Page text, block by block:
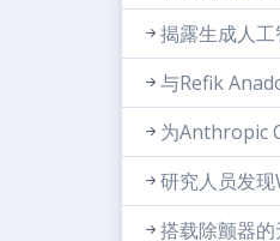
揭露生成人
与Refik
为Anthropic
研究人员发
搭载除颤器